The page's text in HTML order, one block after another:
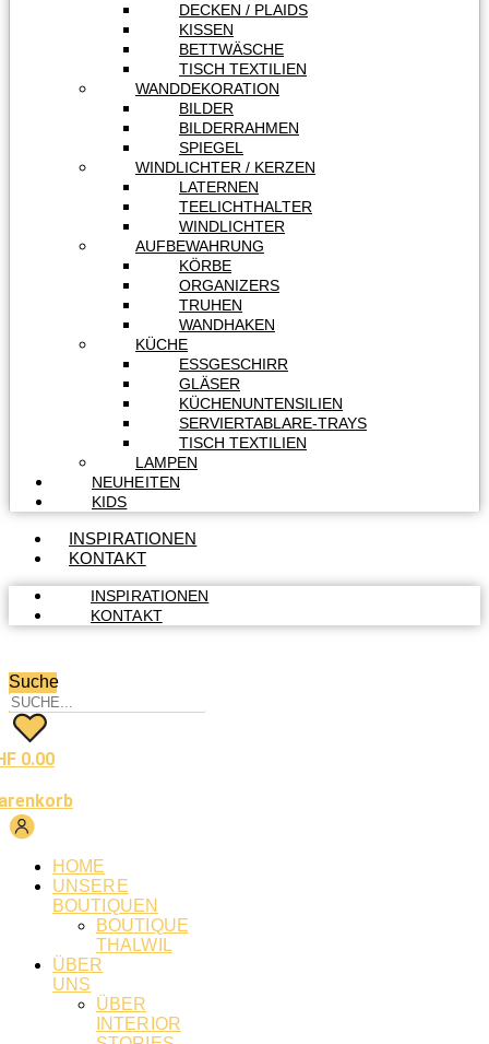
DECKEN / PLAIDS
KISSEN
BETTWÄSCHE
TISCH TEXTILIEN
WANDDEKORATION
BILDER
BILDERRAHMEN
SPIEGEL
WINDLICHTER / KERZEN
LATERNEN
TEELICHTHALTER
WINDLICHTER
AUFBEWAHRUNG
KÖRBE
ORGANIZERS
TRUHEN
WANDHAKEN
KÜCHE
ESSGESCHIRR
GLÄSER
KÜCHENUNTENSILIEN
SERVIERTABLARE-TRAYS
TISCH TEXTILIEN
LAMPEN
NEUHEITEN
KIDS
INSPIRATIONEN
KONTAKT
INSPIRATIONEN
KONTAKT
Suche
0.00
HOME
UNSERE
BOUTIQUEN
BOUTIQUE
THALWIL
ÜBER
UNS
ÜBER
INTERIOR